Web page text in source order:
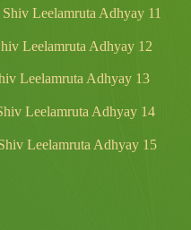
Leelamruta Adhyay 11
Leelamruta Adhyay 12
Leelamruta Adhyay 13
Leelamruta Adhyay 14
Leelamruta Adhyay 15